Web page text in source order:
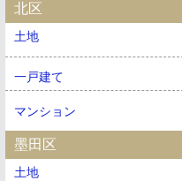
北区
土地
一戸建て
マンション
墨田区
土地